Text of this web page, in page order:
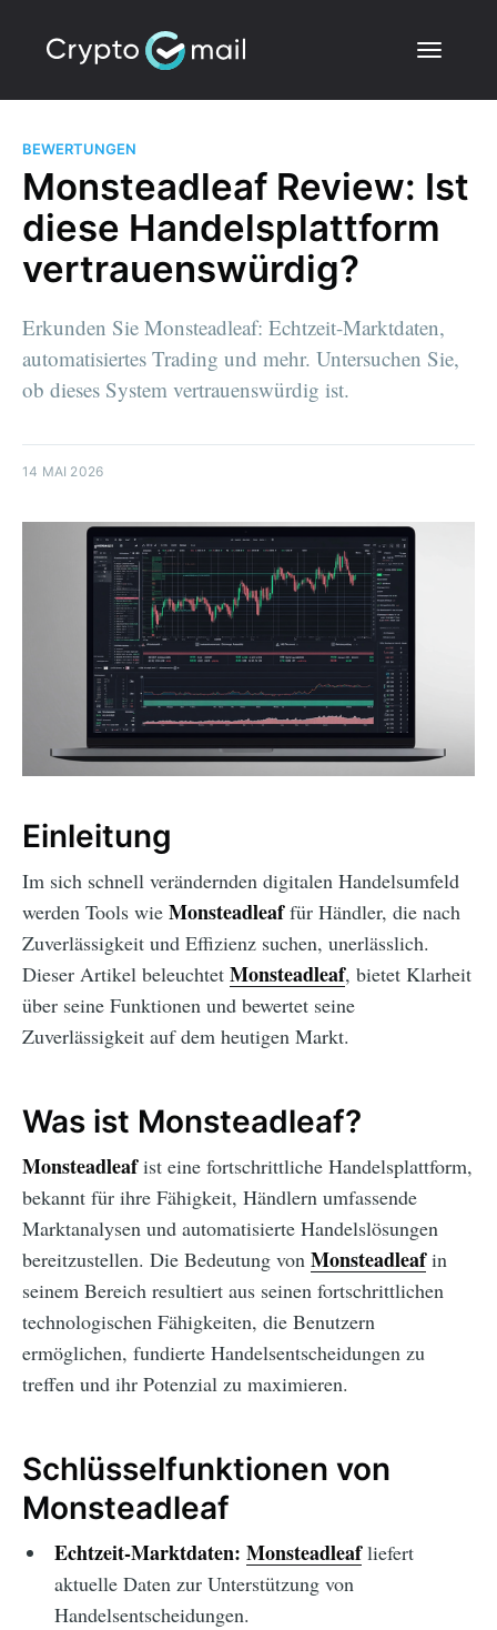
BEWERTUNGEN
Monsteadleaf Review: Ist
diese Handelsplattform
vertrauenswürdig?
Erkunden Sie Monsteadleaf: Echtzeit-Marktdaten,
automatisiertes Trading und mehr. Untersuchen Sie,
ob dieses System vertrauenswürdig ist.
14 MAI 2026
Einleitung
Im sich schnell verändernden digitalen Handelsumfeld
werden Tools wie Monsteadleaffür Händler, die nach
Zuverlässigkeit und Effizienz suchen, unerlässlich.
Dieser Artikel beleuchtet Monsteadleaf, bietet Klarheit
über seine Funktionen und bewertet seine
Zuverlässigkeit auf dem heutigen Markt.
Was ist Monsteadleaf?
Monsteadleafist eine fortschrittliche Handelsplattform,
bekannt für ihre Fähigkeit, Händlern umfassende
Marktanalysen und automatisierte Handelslösungen
bereitzustellen. Die Bedeutung von Monsteadleafin
seinem Bereich resultiert aus seinen fortschrittlichen
technologischen Fähigkeiten, die Benutzern
ermöglichen, fundierte Handelsentscheidungen zu
treffen und ihr Potenzial zu maximieren.
Schlüsselfunktionen von
Monsteadleaf
Echtzeit-Marktdaten: Monsteadleafliefert
aktuelle Daten zur Unterstützung von
Handelsentscheidungen.